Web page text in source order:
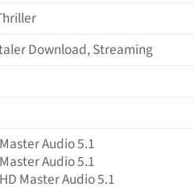
Download, Streaming
Audio 5.1
Audio 5.1
Master Audio 5.1